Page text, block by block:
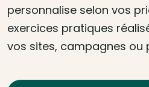
personnalise selon vos
exercices pratiques
vos sites, campagnes ou